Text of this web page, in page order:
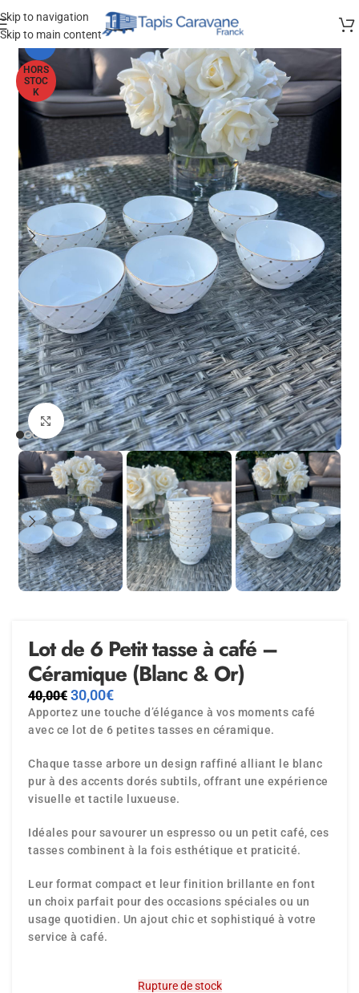
Skip to navigation
Skip to main content
HORS
STOC
K
Agrandir
Lot de 6 Petit tasse à café –
Céramique (Blanc & Or)
40,00€ 30,00€
Apportez une touche d’élégance à vos moments café
avec ce lot de 6 petites tasses en céramique.
Chaque tasse arbore un design raffiné alliant le blanc
pur à des accents dorés subtils, offrant une expérience
visuelle et tactile luxueuse.
Idéales pour savourer un espresso ou un petit café, ces
tasses combinent à la fois esthétique et praticité.
Leur format compact et leur finition brillante en font
un choix parfait pour des occasions spéciales ou un
usage quotidien. Un ajout chic et sophistiqué à votre
service à café.
Rupture de stock